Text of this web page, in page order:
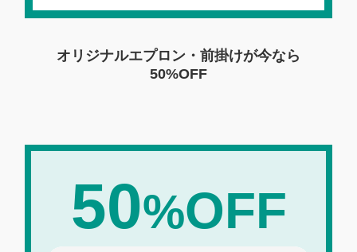
オリジナルエプロン・前掛けが今なら
50%OFF
50%OFF